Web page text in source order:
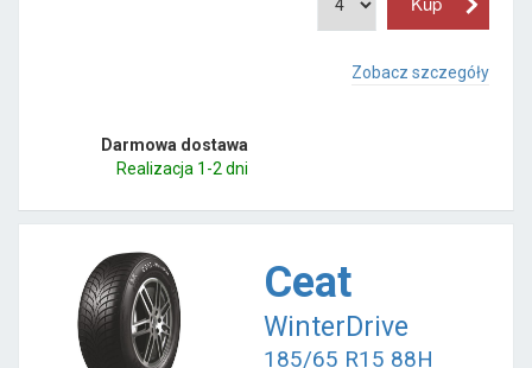
Zobacz szczegóły
Darmowa dostawa
Realizacja 1-2 dni
Ceat
WinterDrive
185/65 R15 88H